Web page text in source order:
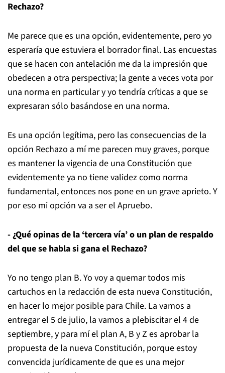
Rechazo?
Me parece que es una opción, evidentemente, pero yo
esperaría que estuviera el borrador final. Las encuestas
que se hacen con antelación me da la impresión que
obedecen a otra perspectiva; la gente a veces vota por
una norma en particular y yo tendría críticas a que se
expresaran sólo basándose en una norma.
Es una opción legítima, pero las consecuencias de la
opción Rechazo a mí me parecen muy graves, porque
es mantener la vigencia de una Constitución que
evidentemente ya no tiene validez como norma
fundamental, entonces nos pone en un grave aprieto. Y
por eso mi opción va a ser el Apruebo.
- ¿Qué opinas de la ‘tercera vía’ o un plan de respaldo
del que se habla si gana el Rechazo?
Yo no tengo plan B. Yo voy a quemar todos mis
cartuchos en la redacción de esta nueva Constitución,
en hacer lo mejor posible para Chile. La vamos a
entregar el 5 de julio, la vamos a plebiscitar el 4 de
septiembre, y para mí el plan A, B y Z es aprobar la
propuesta de la nueva Constitución, porque estoy
convencida jurídicamente de que es una mejor